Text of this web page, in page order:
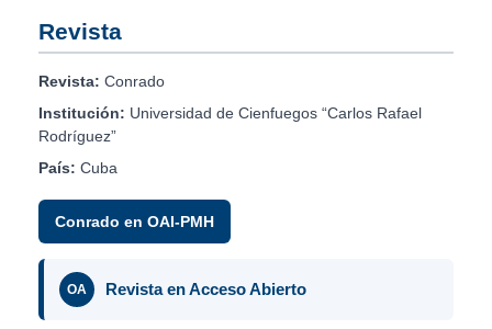
Revista
Revista: Conrado
Institución: Universidad de Cienfuegos “Carlos Rafael
Rodríguez”
País: Cuba
Conrado en OAI-PMH
OA Revista en Acceso Abierto